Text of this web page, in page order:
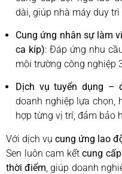
dài, giúp nhà máy duy
Cung ứng nhân sự làm
ca kíp): Đáp ứng nhu
môi trường công nghiệp
Dịch vụ tuyển dụng –
doanh nghiệp lựa chọn,
hợp từng vị trí, đảm bảo
Với dịch vụ cung ứng lao
Sen luôn cam kếtcung
thời điểm , giúp doanh